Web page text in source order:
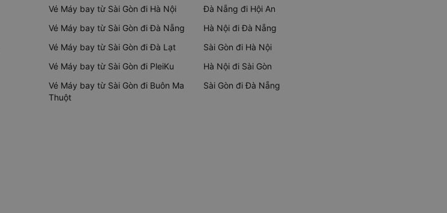
Vé Máy bay từ Sài Gòn đi Hà Nội
Vé Máy bay từ Sài Gòn đi Đà Nẵng
Vé Máy bay từ Sài Gòn đi Đà Lạt
Vé Máy bay từ Sài Gòn đi PleiKu
Vé Máy bay từ Sài Gòn đi Buôn Ma
Thuột
Đà Nẵng đi Hội An
Hà Nội đi Đà Nẵng
Sài Gòn đi Hà Nội
Hà Nội đi Sài Gòn
Sài Gòn đi Đà Nẵng